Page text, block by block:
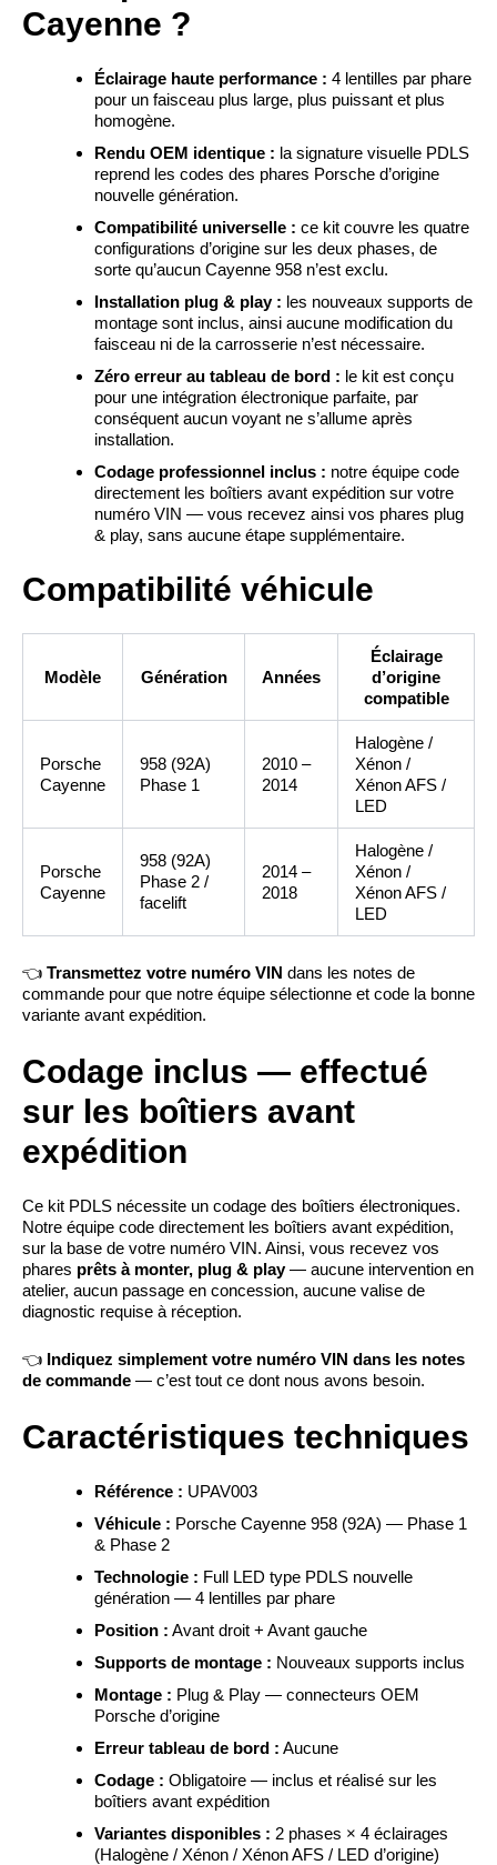
Cayenne ?
Éclairage haute performance : 4 lentilles par phare
pour un faisceau plus large, plus puissant et plus
homogène.
Rendu OEM identique : la signature visuelle PDLS
reprend les codes des phares Porsche d’origine
nouvelle génération.
Compatibilité universelle : ce kit couvre les quatre
configurations d’origine sur les deux phases, de
sorte qu’aucun Cayenne 958 n’est exclu.
Installation plug & play : les nouveaux supports de
montage sont inclus, ainsi aucune modification du
faisceau ni de la carrosserie n’est nécessaire.
Zéro erreur au tableau de bord : le kit est conçu
pour une intégration électronique parfaite, par
conséquent aucun voyant ne s’allume après
installation.
Codage professionnel inclus : notre équipe code
directement les boîtiers avant expédition sur votre
numéro VIN — vous recevez ainsi vos phares plug
& play, sans aucune étape supplémentaire.
Compatibilité véhicule
Modèle Génération Années
Éclairage
d’origine
compatible
Porsche
Cayenne
958 (92A)
Phase 1
2010 –
2014
Halogène /
Xénon /
Xénon AFS /
LED
Porsche
Cayenne
958 (92A)
Phase 2 /
facelift
2014 –
2018
Halogène /
Xénon /
Xénon AFS /
LED
👈 Transmettez votre numéro VIN dans les notes de
commande pour que notre équipe sélectionne et code la bonne
variante avant expédition.
Codage inclus — effectué
sur les boîtiers avant
expédition
Ce kit PDLS nécessite un codage des boîtiers électroniques.
Notre équipe code directement les boîtiers avant expédition,
sur la base de votre numéro VIN. Ainsi, vous recevez vos
phares prêts à monter, plug & play— aucune intervention en
atelier, aucun passage en concession, aucune valise de
diagnostic requise à réception.
👈 Indiquez simplement votre numéro VIN dans les notes
de commande — c’est tout ce dont nous avons besoin.
Caractéristiques techniques
Référence : UPAV003
Véhicule : Porsche Cayenne 958 (92A) — Phase 1
& Phase 2
Technologie : Full LED type PDLS nouvelle
génération — 4 lentilles par phare
Position : Avant droit + Avant gauche
Supports de montage : Nouveaux supports inclus
Montage : Plug & Play — connecteurs OEM
Porsche d’origine
Erreur tableau de bord : Aucune
Codage : Obligatoire — inclus et réalisé sur les
boîtiers avant expédition
Variantes disponibles : 2 phases × 4 éclairages
(Halogène / Xénon / Xénon AFS / LED d’origine)